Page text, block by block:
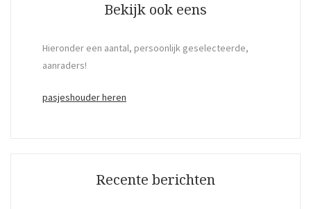
Bekijk ook eens
Hieronder een aantal, persoonlijk geselecteerde,
aanraders!
pasjeshouder heren
Recente berichten